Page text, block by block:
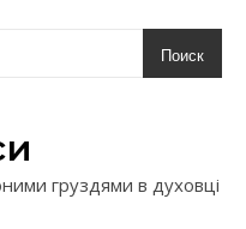
Поиск
груздями в духовці